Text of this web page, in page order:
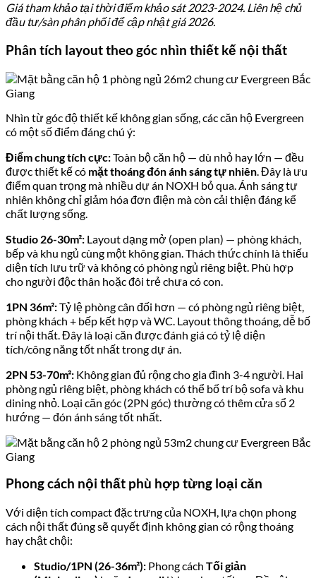
Giá tham khảo tại thời điểm khảo sát 2023-2024. Liên hệ chủ
đầu tư/sàn phân phối để cập nhật giá 2026.
Phân tích layout theo góc nhìn thiết kế nội thất
Nhìn từ góc độ thiết kế không gian sống, các căn hộ Evergreen
có một số điểm đáng chú ý:
Điểm chung tích cực:Toàn bộ căn hộ — dù nhỏ hay lớn — đều
được thiết kế có mặt thoáng đón ánh sáng tự nhiên . Đây là ưu
điểm quan trọng mà nhiều dự án NOXH bỏ qua. Ánh sáng tự
nhiên không chỉ giảm hóa đơn điện mà còn cải thiện đáng kể
chất lượng sống.
Studio 26-30m²: Layout dạng mở (open plan) — phòng khách,
bếp và khu ngủ cùng một không gian. Thách thức chính là thiếu
diện tích lưu trữ và không có phòng ngủ riêng biệt. Phù hợp
cho người độc thân hoặc đôi trẻ chưa có con.
1PN 36m²:Tỷ lệ phòng cân đối hơn — có phòng ngủ riêng biệt,
phòng khách + bếp kết hợp và WC. Layout thông thoáng, dễ bố
trí nội thất. Đây là loại căn được đánh giá có tỷ lệ diện
tích/công năng tốt nhất trong dự án.
2PN 53-70m²: Không gian đủ rộng cho gia đình 3-4 người. Hai
phòng ngủ riêng biệt, phòng khách có thể bố trí bộ sofa và khu
dining nhỏ. Loại căn góc (2PN góc) thường có thêm cửa sổ 2
hướng — đón ánh sáng tốt nhất.
Phong cách nội thất phù hợp từng loại căn
Với diện tích compact đặc trưng của NOXH, lựa chọn phong
cách nội thất đúng sẽ quyết định không gian có rộng thoáng
hay chật chội:
Studio/1PN (26-36m²): Phong cách Tối giản